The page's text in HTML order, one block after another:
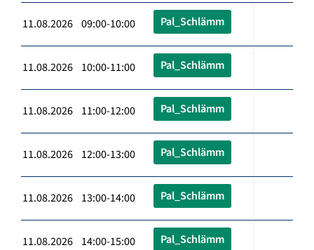
11.08.2026 09:00-10:00 Pal_Schlämm
11.08.2026 10:00-11:00 Pal_Schlämm
11.08.2026 11:00-12:00 Pal_Schlämm
11.08.2026 12:00-13:00 Pal_Schlämm
11.08.2026 13:00-14:00 Pal_Schlämm
11.08.2026 14:00-15:00 Pal_Schlämm